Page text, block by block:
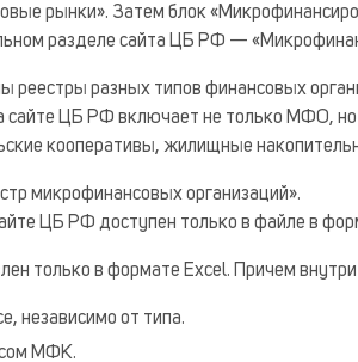
рынки». Затем блок
разделе сайта ЦБ РФ —
реестры разных типов финансовых
сайте ЦБ РФ включает не только МФО,
кооперативы, жилищные
микрофинансовых организаций».
ЦБ РФ доступен только в файле в
только в формате Excel. Причем
независимо от типа.
МФК.